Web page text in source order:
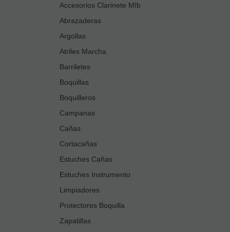
Accesorios Clarinete MIb
Abrazaderas
Argollas
Atriles Marcha
Barriletes
Boquillas
Boquilleros
Campanas
Cañas
Cortacañas
Estuches Cañas
Estuches Instrumento
Limpiadores
Protectores Boquilla
Zapatillas